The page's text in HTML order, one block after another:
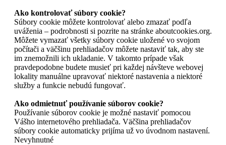
Ako kontrolovať súbory cookie?
Súbory cookie môžete kontrolovať alebo zmazať podľa
uváženia – podrobnosti si pozrite na stránke aboutcookies.org.
Môžete vymazať všetky súbory cookie uložené vo svojom
počítači a väčšinu prehliadačov môžete nastaviť tak, aby ste
im znemožnili ich ukladanie. V takomto prípade však
pravdepodobne budete musieť pri každej návšteve webovej
lokality manuálne upravovať niektoré nastavenia a niektoré
služby a funkcie nebudú fungovať.
Ako odmietnuť používanie súborov cookie?
Používanie súborov cookie je možné nastaviť pomocou
Vášho internetového prehliadača. Väčšina prehliadačov
súbory cookie automaticky prijíma už vo úvodnom nastavení.
Nevyhnutné